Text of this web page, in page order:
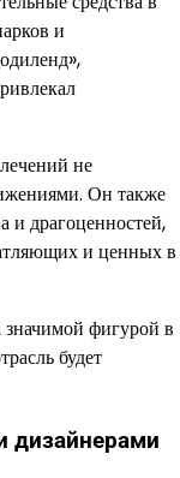
и
не
Он также
и драгоценностей,
и ценных в
фигурой в
будет
дизайнерами